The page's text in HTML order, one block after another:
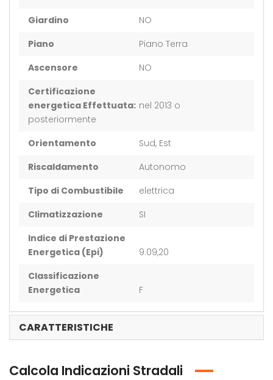
Giardino
NO
Piano
Piano Terra
Ascensore
NO
Certificazione
energetica Effettuata: nel 2013 o
posteriormente
Orientamento
Sud, Est
Riscaldamento
Autonomo
Tipo di Combustibile
elettrica
Climatizzazione
SI
Indice di Prestazione
Energetica (Epi)
9.09,20
Classificazione
Energetica
F
CARATTERISTICHE
Calcola Indicazioni Stradali